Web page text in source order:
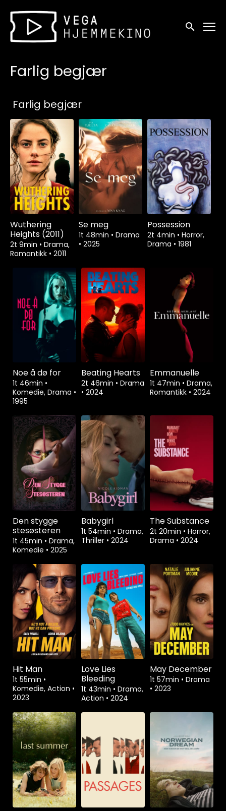
Tilgjengelighetslenker
Søk
Farlig begjær
Samlinger
Farlig begjær
Wuthering
Heights (2011)
2t 9min • Drama,
Romantikk • 2011
Se meg
1t 48min • Drama
• 2025
Possession
2t 4min • Horror,
Drama • 1981
Noe å dø for
1t 46min •
Komedie, Drama •
1995
Beating Hearts
2t 46min • Drama
• 2024
Emmanuelle
1t 47min • Drama,
Romantikk • 2024
Den stygge
stesøsteren
1t 45min • Drama,
Komedie • 2025
Babygirl
1t 54min • Drama,
Thriller • 2024
The Substance
2t 20min • Horror,
Drama • 2024
Hit Man
1t 55min •
Komedie, Action •
2023
Love Lies
Bleeding
1t 43min • Drama,
Action • 2024
May December
1t 57min • Drama
• 2023